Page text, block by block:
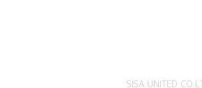
SISA UNITED